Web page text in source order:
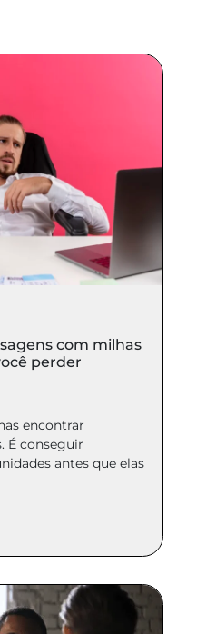
com milhas
perder
encontrar
É conseguir
antes que elas